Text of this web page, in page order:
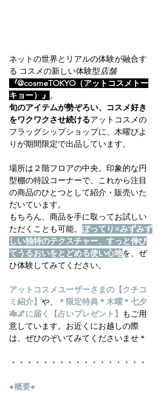
ネットの世界とリアルの体験が融合す
る コスメの新しい体験型店舗
『@cosmeTOKYO（アットコスメトー
キョー） 』 。
旬のアイテムが勢ぞろい、コスメ好き
をワクワクさせ続けるアットコスメの
フラッグシップショップに、木曜びよ
りが期間限定で出品しています。
場所は２階フロアの中央。印象的な円
型棚の特設コーナーで、これから注目
の商品のひとつとして紹介・販売いた
だいています。
もちろん、商品を手に取ってお試しい
ただくことも可能。 ぽってり×みずみず
しい独特のテクスチャー、すっと伸び
てうるおいをとどめる使い心地を、ぜ
ひ体験してみてください。
アットコスメユーザーさまの【クチコ
ミ紹介】 や、
＊限定特典＊木曜＊七夕
🎋🌌に届く【占いプレゼント】
もご用
意しています。お近くにお越しの際
は、ぜひのぞいてみてくださいませ＊
・・・・・・・・・・・・・・・・・
●概要●